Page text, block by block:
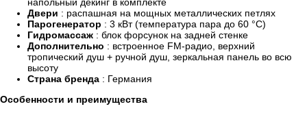
Двери : распашная на мощных металлических петлях
Парогенератор : 3 кВт (температура пара до 60 °C)
Гидромассаж : блок форсунок на задней стенке
Дополнительно : встроенное FM-радио, верхний
тропический душ + ручной душ, зеркальная панель во всю
высоту
Страна бренда : Германия
Особенности и преимущества